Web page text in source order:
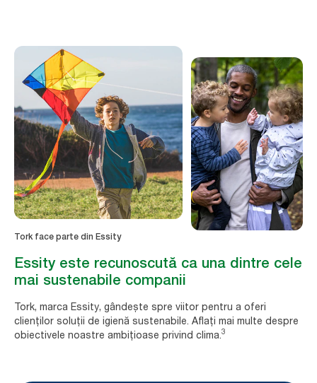
Tork face parte din Essity
Essity este recunoscută ca una dintre cele
mai sustenabile companii
Tork, marca Essity, gândește spre viitor pentru a oferi
clienților soluții de igienă sustenabile. Aflați mai multe despre
obiectivele noastre ambițioase privind clima.3